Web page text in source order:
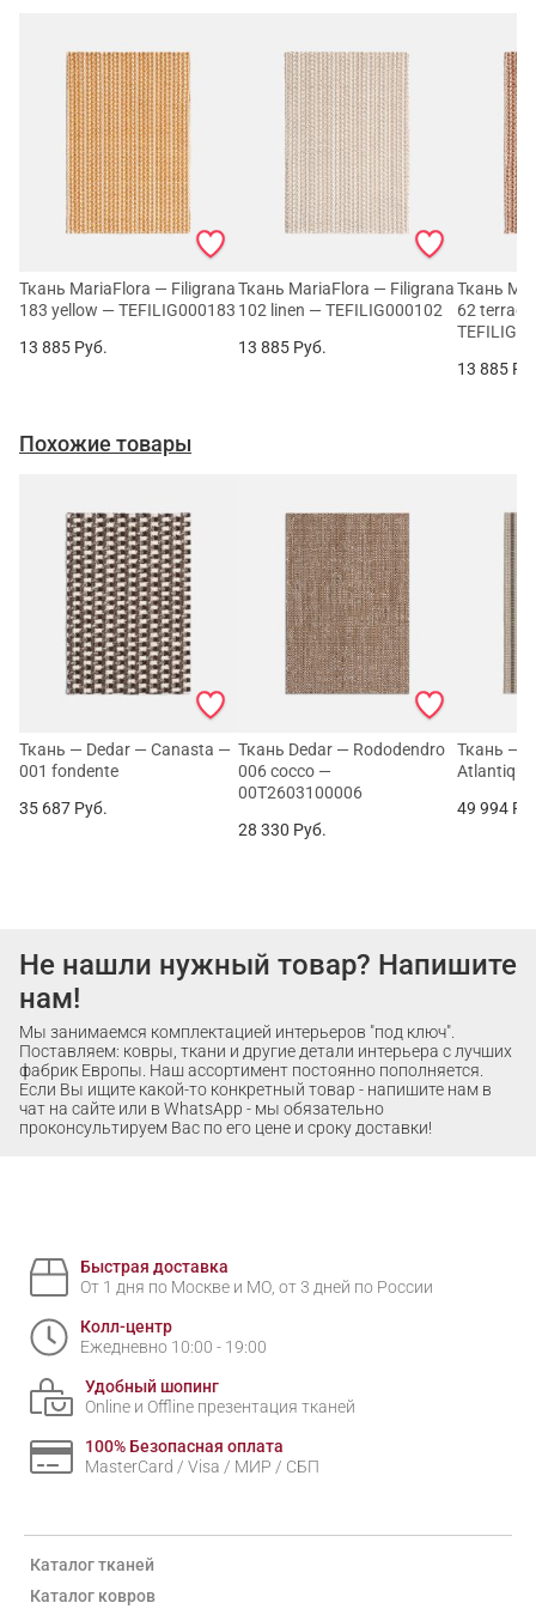
Ткань MariaFlora — Filigrana
183 yellow — TEFILIG000183
13 885 Руб.
Ткань MariaFlora — Filigrana
102 linen — TEFILIG000102
13 885 Руб.
Ткань
62
13 885
Похожие товары
Ткань — Dedar — Canasta —
001 fondente
35 687 Руб.
Ткань Dedar — Rododendro
006 cocco —
00T2603100006
28 330 Руб.
Ткань —
49 994
Не нашли нужный товар? Напишите
нам!
Мы занимаемся комплектацией интерьеров "под ключ".
Поставляем: ковры, ткани и другие детали интерьера с лучших
фабрик Европы. Наш ассортимент постоянно пополняется.
Если Вы ищите какой-то конкретный товар - напишите нам в
чат на сайте или в WhatsApp - мы обязательно
проконсультируем Вас по его цене и сроку доставки!
Быстрая доставка
От 1 дня по Москве и МО, от 3 дней по России
Колл-центр
Ежедневно 10:00 - 19:00
Удобный шопинг
Online и Offline презентация тканей
100% Безопасная оплата
MasterCard / Visa / МИР / СБП
Каталог тканей
Каталог ковров